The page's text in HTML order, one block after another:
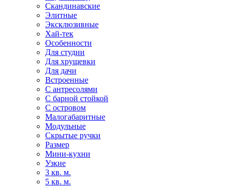
Скандинавские
Элитные
Эксклюзивные
Хай-тек
Особенности
Для студии
Для хрущевки
Для дачи
Встроенные
С антресолями
С барной стойкой
С островом
Малогабаритные
Модульные
Скрытые ручки
Размер
Мини-кухни
Узкие
3 кв. м.
5 кв. м.